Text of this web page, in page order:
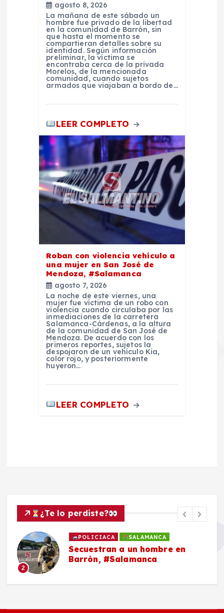
agosto 8, 2026
La mañana de este sábado un
hombre fue privado de la libertad
en la comunidad de Barrón, sin
que hasta el momento se
compartieran detalles sobre su
identidad. Según información
preliminar, la víctima se
encontraba cerca de la privada
Morelos, de la mencionada
comunidad, cuando sujetos
armados que viajaban a bordo de…
LEER COMPLETO
Roban con violencia vehículo a
una mujer en San José de
Mendoza, #Salamanca
agosto 7, 2026
La noche de este viernes, una
mujer fue víctima de un robo con
violencia cuando circulaba por las
inmediaciones de la carretera
Salamanca-Cárdenas, a la altura
de la comunidad de San José de
Mendoza. De acuerdo con los
primeros reportes, sujetos la
despojaron de un vehículo Kia,
color rojo, y posteriormente
huyeron…
LEER COMPLETO
¿Te lo perdiste?
2
POLICIACA SALAMANCA
Secuestran a un hombre en
Barrón, #Salamanca